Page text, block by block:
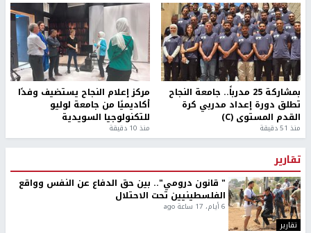
بمشاركة 25 مدرباً.. جامعة النجاح
تطلق دورة إعداد مدربي كرة
القدم المستوى (C)
منذ 51 دقيقة
مركز إعلام النجاح يستضيف وفدًا
أكاديميًا من جامعة لوليو
للتكنولوجيا السويدية
منذ 10 دقيقة
تقارير
تقارير
" قانون درومي".. بين حق الدفاع عن النفس وواقع
الفلسطينيين تحت الاحتلال
6 أيام، 17 ساعة ago